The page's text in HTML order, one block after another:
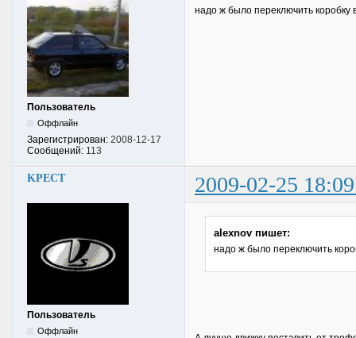
Пользователь
Оффлайн
Зарегистрирован: 2008-12-17
Сообщений: 113
надо ж было переключить
KPECT 2009-02-25
Пользователь
Оффлайн
alexnov пишет:
надо ж было переключить